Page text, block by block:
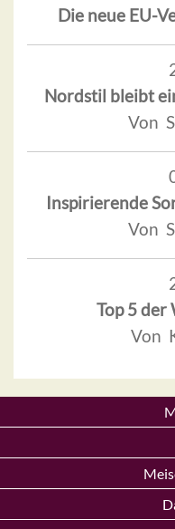
Die neue EU-
Nordstil bleibt
Von
Inspirierende
Von
Top 5 der
Von